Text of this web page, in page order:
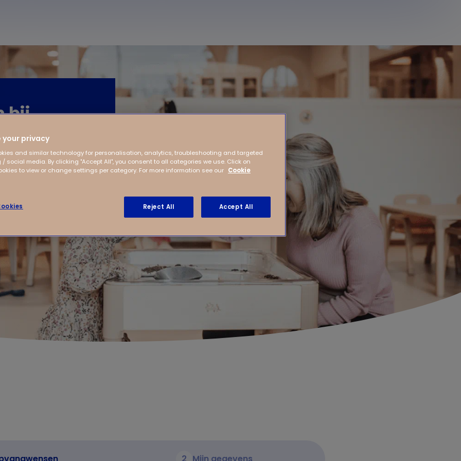
bij
your privacy
and similar technology for personalisation, analytics, troubleshooting and targeted
social media. By clicking "Accept All", you consent to all categories we use. Click on
to view or change settings per category. For more information see our Cookie
Reject All Accept All